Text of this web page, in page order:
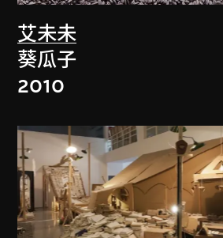
艾未未
葵瓜子
2010